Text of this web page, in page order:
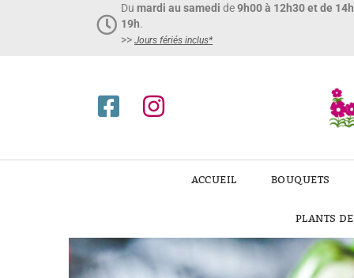
Du mardi au samedi de9h00 à 12h30 et de
19h.
>> Jours fériés inclus*​
ACCUEIL BOUQUETS
PLANTS